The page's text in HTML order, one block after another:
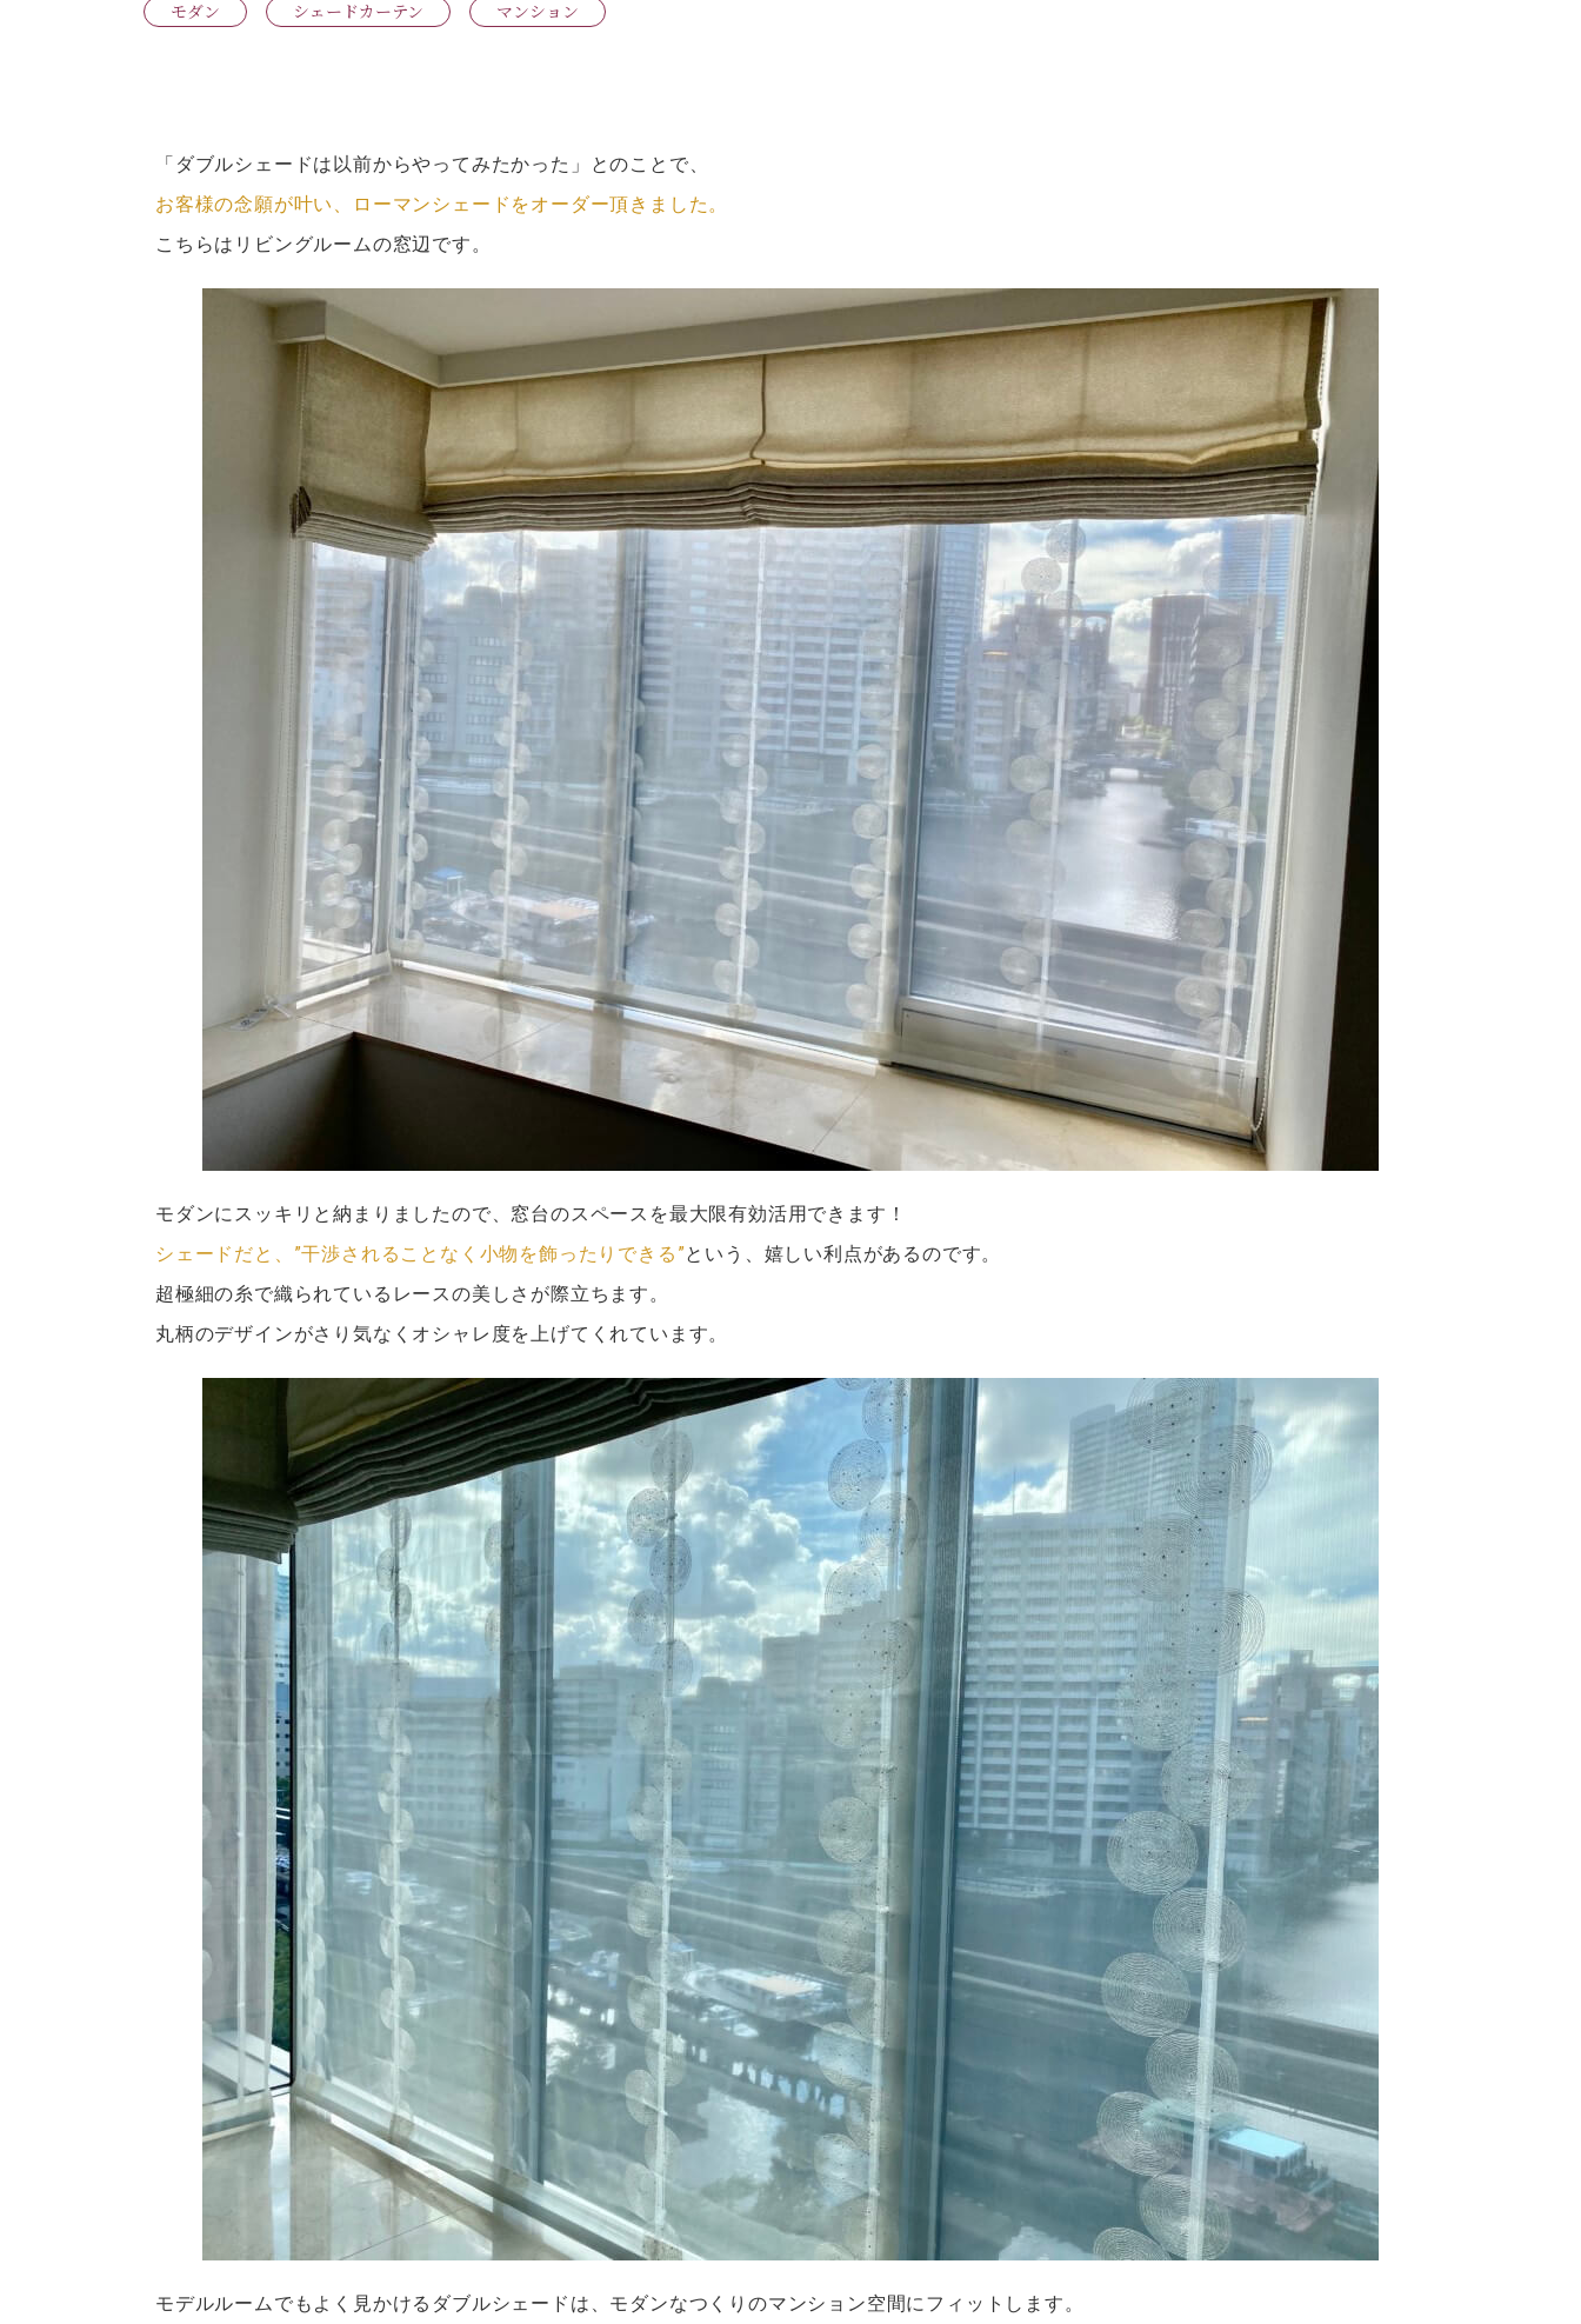
モダン シェードカーテン マンション
「ダブルシェードは以前からやってみたかった」とのことで、
お客様の念願が叶い、ローマンシェードをオーダー頂きました。
こちらはリビングルームの窓辺です。
モダンにスッキリと納まりましたので、窓台のスペースを最大限有効活用できます！
シェードだと、”干渉されることなく小物を飾ったりできる”という、嬉しい利点があるのです。
超極細の糸で織られているレースの美しさが際立ちます。
丸柄のデザインがさり気なくオシャレ度を上げてくれています。
モデルルームでもよく見かけるダブルシェードは、モダンなつくりのマンション空間にフィットします。